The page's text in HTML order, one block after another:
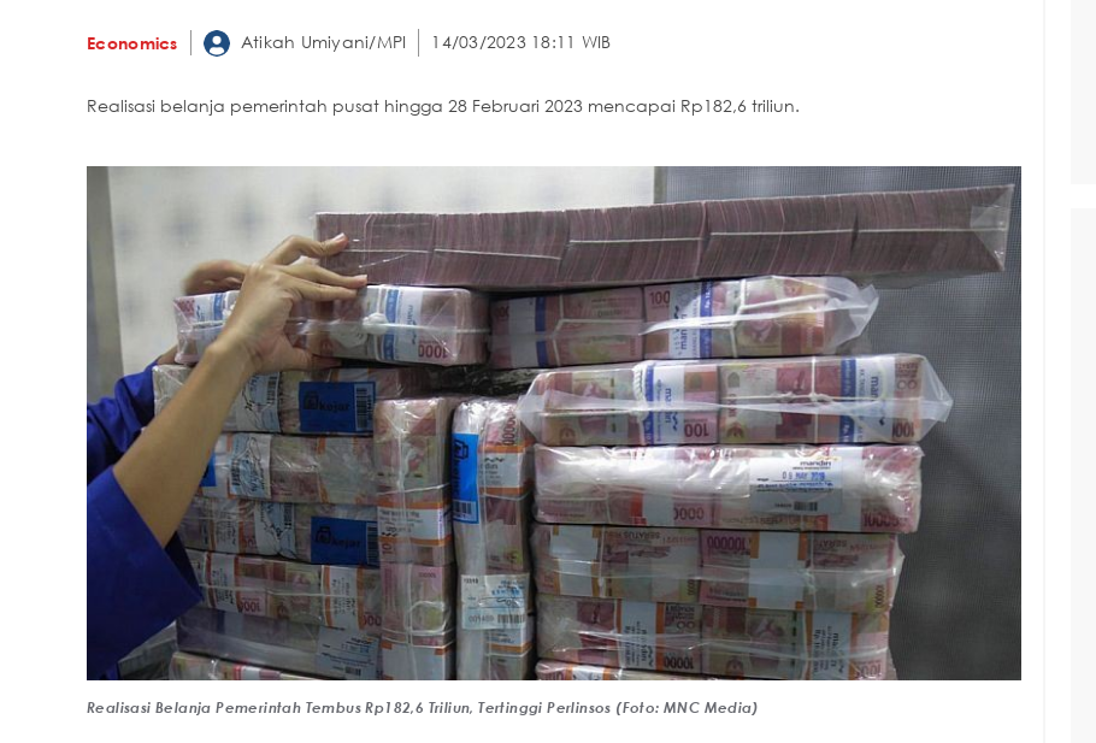
Economics Atikah Umiyani/MPI 14/03/2023 18:11 WIB
Realisasi belanja pemerintah pusat hingga 28 Februari 2023 mencapai Rp182,6 triliun.
Realisasi Belanja Pemerintah Tembus Rp182,6 Triliun, Tertinggi Perlinsos (Foto: MNC Media)